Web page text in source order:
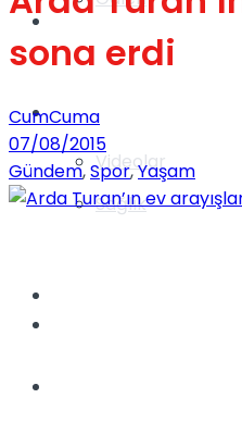
Videolar
Gündem
Yaşam
Sağlık
sona erdi
CumCuma
07/08/2015
Gündem,Spor,Yaşam